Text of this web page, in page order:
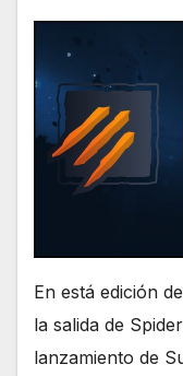
En está edición
la salida de
lanzamiento de